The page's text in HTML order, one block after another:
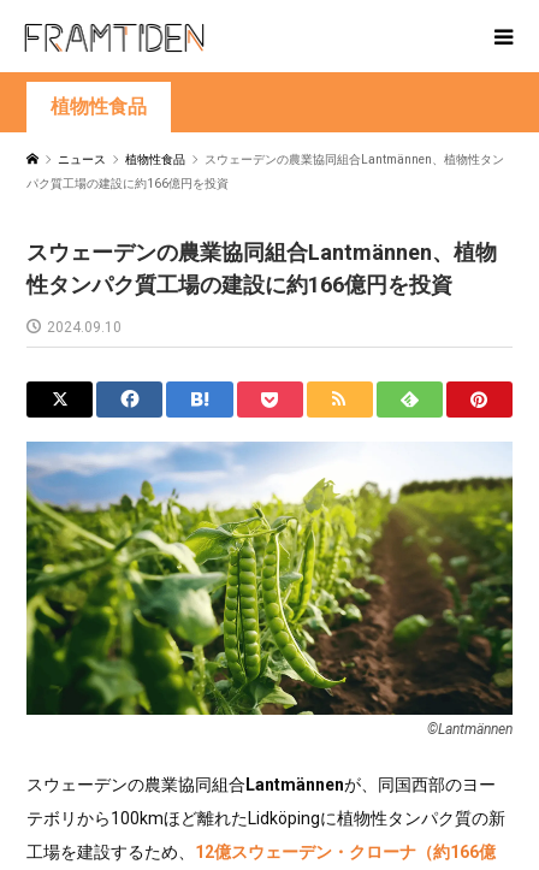
植物性食品
ニュース 植物性食品
スウェーデンの農業協同組合Lantmännen、植物性タン
パク質工場の建設に約166億円を投資
スウェーデンの農業協同組合Lantmännen、植物
性タンパク質工場の建設に約166億円を投資
2024.09.10
©︎Lantmännen
スウェーデンの農業協同組合 Lantmännenが、同国西部のヨー
テボリから100kmほど離れたLidköpingに植物性タンパク質の新
工場を建設するため、 12億スウェーデン・クローナ（約166億